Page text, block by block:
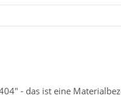
- das ist eine